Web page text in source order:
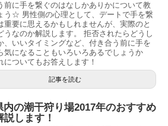
前に手を繋ぐのはなしかありかについて教
う☆ 男性側の心理として、デートで手を繋
重要に思えるかもしれませんが、実際のと
うなのか解説します。 拒否されたらどうし
、いいタイミングなど、付き合う前に手を
気になることもいろいろあるでしょうか
についてもお答えします！
記事を読む
内の潮干狩り場2017年のおすすめ
説します！